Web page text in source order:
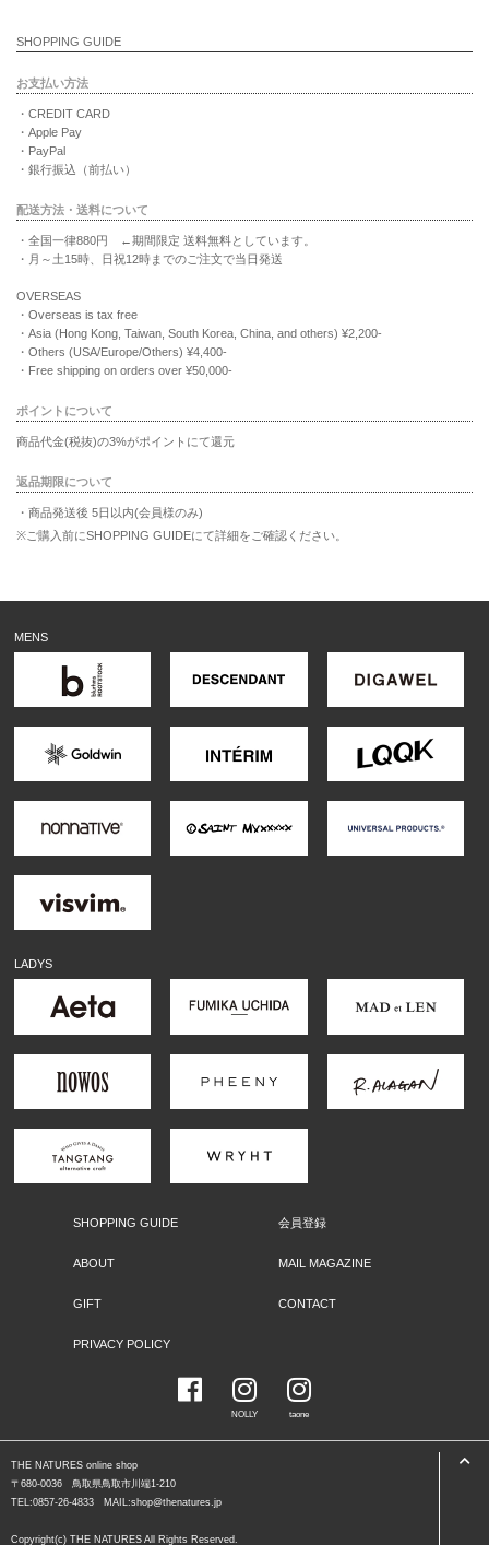
SHOPPING GUIDE
お支払い方法
・CREDIT CARD
・Apple Pay
・PayPal
・銀行振込（前払い）
配送方法・送料について
・全国一律880円 ←期間限定 送料無料としています。
・月～土15時、日祝12時までのご注文で当日発送
OVERSEAS
・Overseas is tax free
・Asia (Hong Kong, Taiwan, South Korea, China, and others) ¥2,200-
・Others (USA/Europe/Others) ¥4,400-
・Free shipping on orders over ¥50,000-
ポイントについて
商品代金(税抜)の3%がポイントにて還元
返品期限について
・商品発送後 5日以内(会員様のみ)
※ご購入前にSHOPPING GUIDEにて詳細をご確認ください。
MENS
LADYS
SHOPPING GUIDE 会員登録
ABOUT MAIL MAGAZINE
GIFT CONTACT
PRIVACY POLICY
NOLLY taone
THE NATURES online shop
〒680-0036 鳥取県鳥取市川端1-210
TEL:0857-26-4833 MAIL:shop@thenatures.jp
Copyright(c) THE NATURES All Rights Reserved.